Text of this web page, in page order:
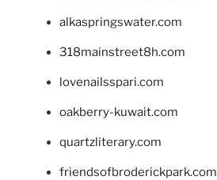
alkaspringswater.com
318mainstreet8h.com
lovenailsspari.com
oakberry-kuwait.com
quartzliterary.com
friendsofbroderickpark.com